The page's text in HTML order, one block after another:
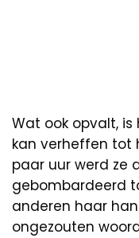
Wat ook opvalt,
kan verheffen tot
paar uur werd ze
gebombardeerd
anderen haar
ongezouten